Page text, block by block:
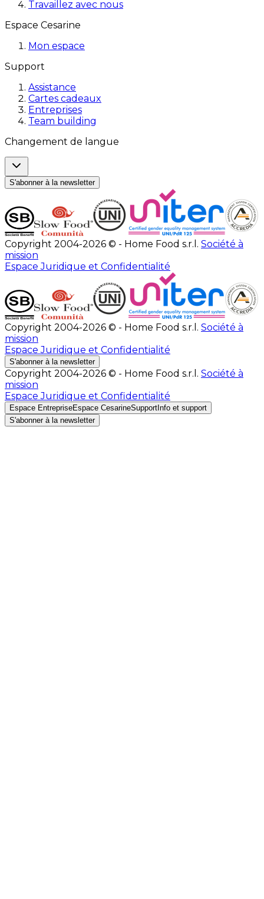
Travaillez avec nous
Espace Cesarine
Mon espace
Support
Assistance
Cartes cadeaux
Entreprises
Team building
Changement de langue
S'abonner à la newsletter
Copyright 2004-2026 © - Home Food s.r.l. Société à
mission
Espace Juridique et Confidentialité
Copyright 2004-2026 © - Home Food s.r.l. Société à
mission
Espace Juridique et Confidentialité
S'abonner à la newsletter
Copyright 2004-2026 © - Home Food s.r.l. Société à
mission
Espace Juridique et Confidentialité
Espace EntrepriseEspace CesarineSupport Info et support
S'abonner à la newsletter